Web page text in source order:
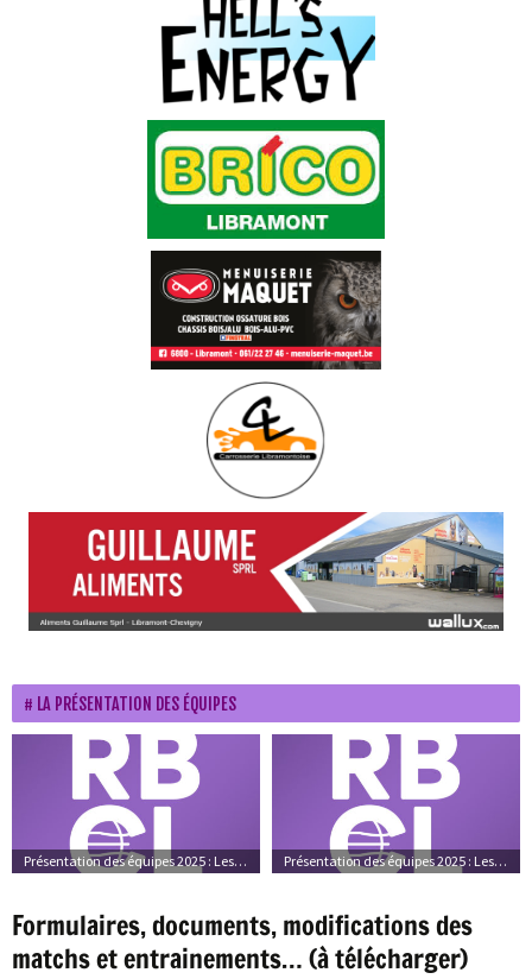
LA PRÉSENTATION DES ÉQUIPES
Présentation des équipes 2025 : Les équipes Présentation des équipes 2025 : Les photos d’ambiance
Formulaires, documents, modifications des
matchs et entrainements… (à télécharger)